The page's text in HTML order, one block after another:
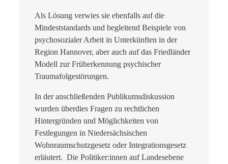
Als Lösung verwies sie ebenfalls auf die
Mindeststandards und begleitend Beispiele von
psychosozialer Arbeit in Unterkünften in der
Region Hannover, aber auch auf das Friedländer
Modell zur Früherkennung psychischer
Traumafolgestörungen.
In der anschließenden Publikumsdiskussion
wurden überdies Fragen zu rechtlichen
Hintergründen und Möglichkeiten von
Festlegungen in Niedersächsischen
Wohnraumschutzgesetz oder Integrationsgesetz
erläutert. Die Politiker:innen auf Landesebene